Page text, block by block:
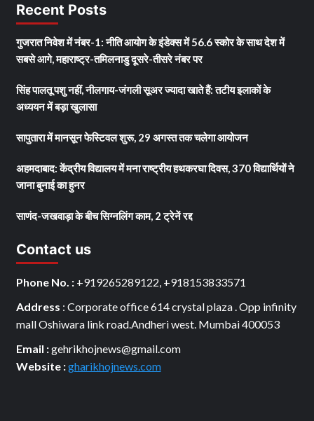
Recent Posts
गुजरात निवेश में नंबर-1: नीति आयोग के इंडेक्स में 56.6 स्कोर के साथ देश में
सबसे आगे, महाराष्ट्र-तमिलनाडु दूसरे-तीसरे नंबर पर
सिंह पालतू पशु नहीं, नीलगाय-जंगली सूअर ज्यादा खाते हैं: तटीय इलाकों के
अध्ययन में बड़ा खुलासा
सापुतारा में मानसून फेस्टिवल शुरू, 29 अगस्त तक चलेगा आयोजन
अहमदाबाद: केंद्रीय विद्यालय में मना राष्ट्रीय हथकरघा दिवस, 370 विद्यार्थियों ने
जाना बुनाई का हुनर
साणंद-जखवाड़ा के बीच सिग्नलिंग काम, 2 ट्रेनें रद्द
Contact us
Phone No. : +919265289122, +918153833571
Address : Corporate office 614 crystal plaza . Opp infinity
mall Oshiwara link road.Andheri west. Mumbai 400053
Email :gehrikhojnews@gmail.com
Website :gharikhojnews.com